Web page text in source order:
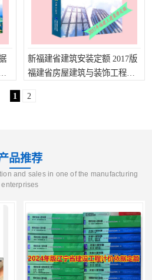
新福建省建筑安装定额 2017版
福建省房屋建筑与装饰工程定
1
2
品推荐
and sales in one of the manufacturing
enterprises